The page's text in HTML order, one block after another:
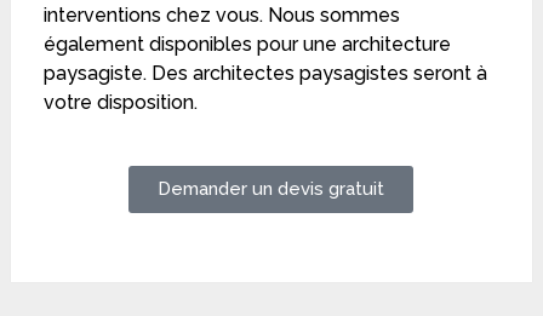
interventions chez vous. Nous sommes
également disponibles pour une architecture
paysagiste. Des architectes paysagistes seront à
votre disposition.
Demander un devis gratuit